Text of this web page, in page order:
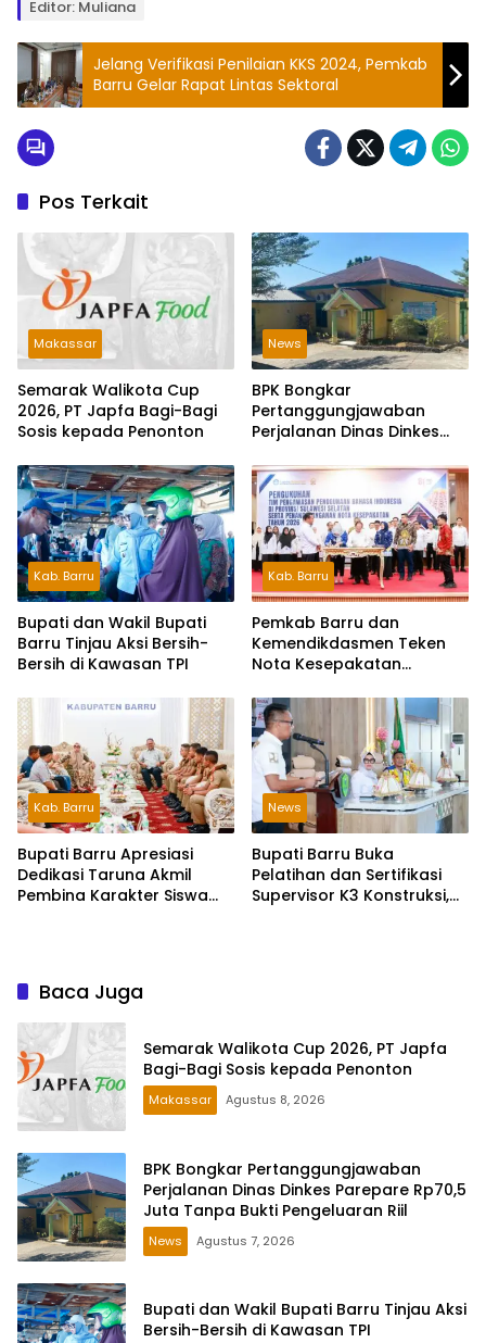
Editor: Muliana
Jelang Verifikasi Penilaian KKS 2024, Pemkab
Barru Gelar Rapat Lintas Sektoral
Pos Terkait
Makassar
Semarak Walikota Cup
2026, PT Japfa Bagi-Bagi
Sosis kepada Penonton
News
BPK Bongkar
Pertanggungjawaban
Perjalanan Dinas Dinkes
Tanpa Bukti Pengeluaran
Riil
Kab. Barru
Bupati dan Wakil Bupati
Barru Tinjau Aksi Bersih-
Bersih di Kawasan TPI
Kab. Barru
Pemkab Barru dan
Kemendikdasmen Teken
Nota Kesepakatan
Indonesia dan Bahasa
Daerah
Kab. Barru
Bupati Barru Apresiasi
Dedikasi Taruna Akmil
Pembina Karakter Siswa
News
Bupati Barru Buka
Pelatihan dan Sertifikasi
Supervisor K3 Konstruksi,
Baca Juga
Semarak Walikota Cup 2026, PT Japfa
Bagi-Bagi Sosis kepada Penonton
Makassar Agustus 8, 2026
BPK Bongkar Pertanggungjawaban
Perjalanan Dinas Dinkes Parepare Rp70,5
Juta Tanpa Bukti Pengeluaran Riil
News Agustus 7, 2026
Bupati dan Wakil Bupati Barru Tinjau Aksi
Bersih-Bersih di Kawasan TPI